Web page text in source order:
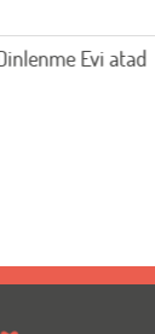
Evi atad